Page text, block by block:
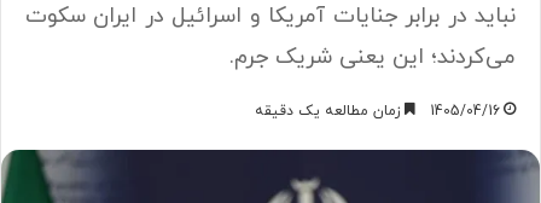
نباید در برابر جنایات آمریکا و اسرائیل در ایران سکوت
می‌کردند؛ این یعنی شریک جرم.
1405/04/16 زمان مطالعه یک دقیقه